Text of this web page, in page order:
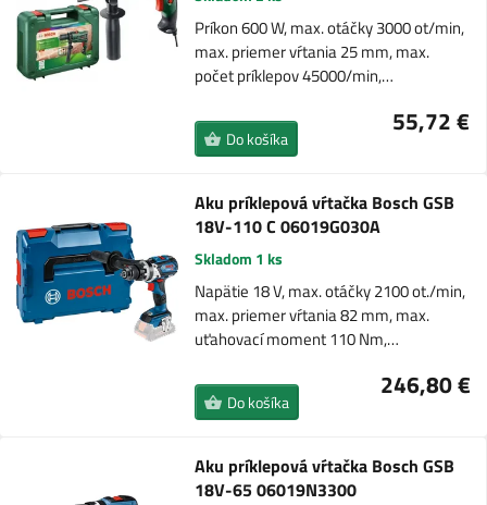
Príkon 600 W, max. otáčky 3000 ot/min,
max. priemer vŕtania 25 mm, max.
počet príklepov 45000/min,…
55,72 €
Do košíka
Aku príklepová vŕtačka Bosch GSB
18V-110 C 06019G030A
Skladom 1 ks
Napätie 18 V, max. otáčky 2100 ot./min,
max. priemer vŕtania 82 mm, max.
uťahovací moment 110 Nm,…
246,80 €
Do košíka
Aku príklepová vŕtačka Bosch GSB
18V-65 06019N3300